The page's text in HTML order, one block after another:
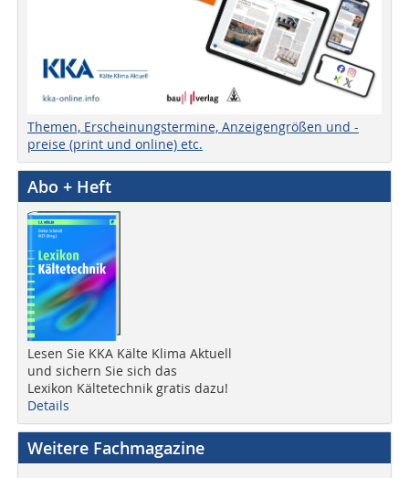
Themen, Erscheinungstermine, Anzeigengrößen und -
preise (print und online) etc.
Abo + Heft
Lesen Sie KKA Kälte Klima Aktuell
und sichern Sie sich das
Lexikon Kältetechnik gratis dazu!
Details
Weitere Fachmagazine